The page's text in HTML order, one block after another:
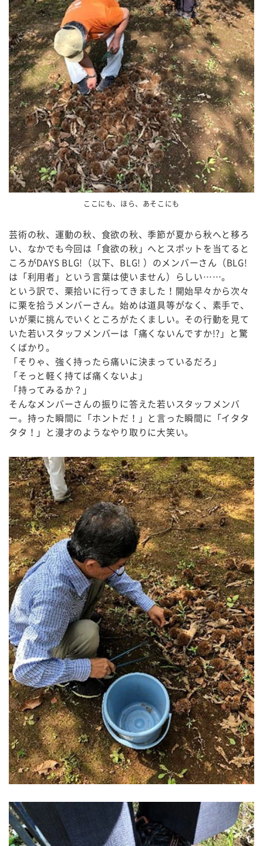
ここにも、ほら、あそこにも
芸術の秋、運動の秋、食欲の秋、季節が夏から秋へと移ろ
い、なかでも今回は「食欲の秋」へとスポットを当てると
ころがDAYS BLG!（以下、BLG! ）のメンバーさん（BLG!
は「利用者」という言葉は使いません）らしい……。
という訳で、栗拾いに行ってきました！開始早々から次々
に栗を拾うメンバーさん。始めは道具等がなく、素手で、
いが栗に挑んでいくところがたくましい。その行動を見て
いた若いスタッフメンバーは「痛くないんですか!?」と驚
くばかり。
「そりゃ、強く持ったら痛いに決まっているだろ」
「そっと軽く持てば痛くないよ」
「持ってみるか？」
そんなメンバーさんの振りに答えた若いスタッフメンバ
ー。持った瞬間に「ホントだ！」と言った瞬間に「イタタ
タタ！」と漫才のようなやり取りに大笑い。